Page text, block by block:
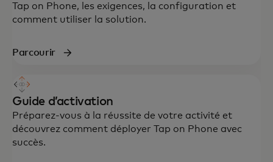
Tap on Phone, les exigences, la configuration et
comment utiliser la solution.
Parcourir
Guide d’activation
Préparez-vous à la réussite de votre activité et
découvrez comment déployer Tap on Phone avec
succès.